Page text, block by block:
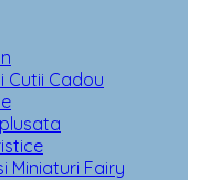
Cutii Cadou
Miniaturi Fairy